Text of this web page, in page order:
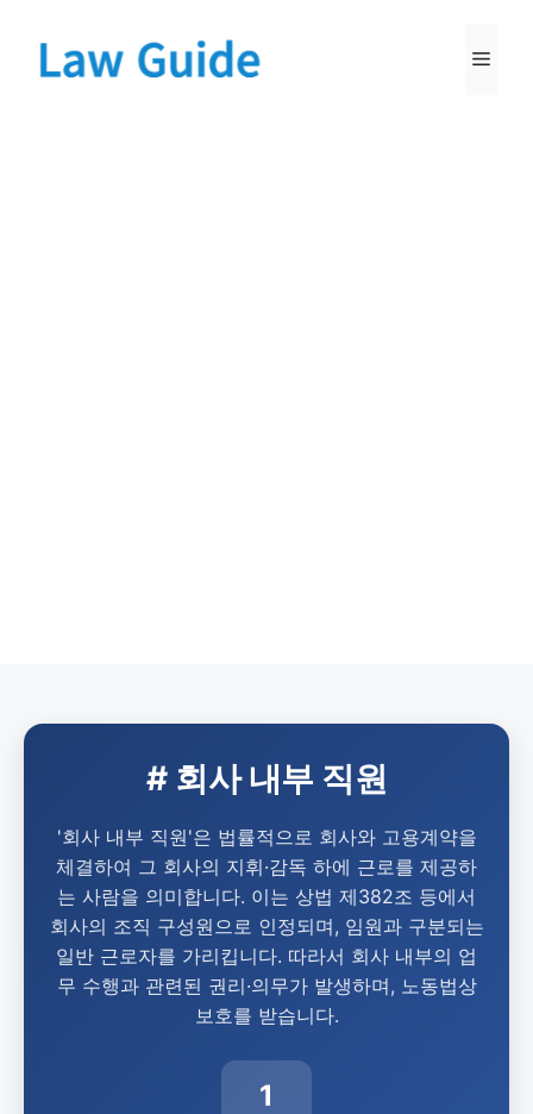
# 회사 내부 직원
'회사 내부 직원'은 법률적으로 회사와 고용계약을
체결하여 그 회사의 지휘·감독 하에 근로를 제공하
는 사람을 의미합니다. 이는 상법 제382조 등에서
회사의 조직 구성원으로 인정되며, 임원과 구분되는
일반 근로자를 가리킵니다. 따라서 회사 내부의 업
무 수행과 관련된 권리·의무가 발생하며, 노동법상
보호를 받습니다.
1